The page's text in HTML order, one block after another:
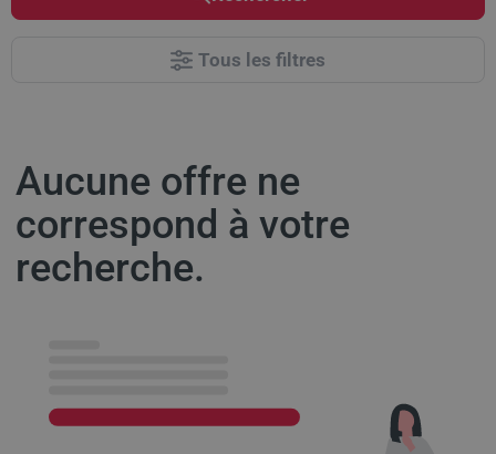
Tous les filtres
Aucune offre ne
correspond à votre
recherche.